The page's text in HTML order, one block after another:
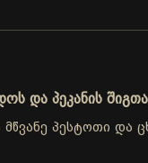
და პეკანის
პესტოთი და